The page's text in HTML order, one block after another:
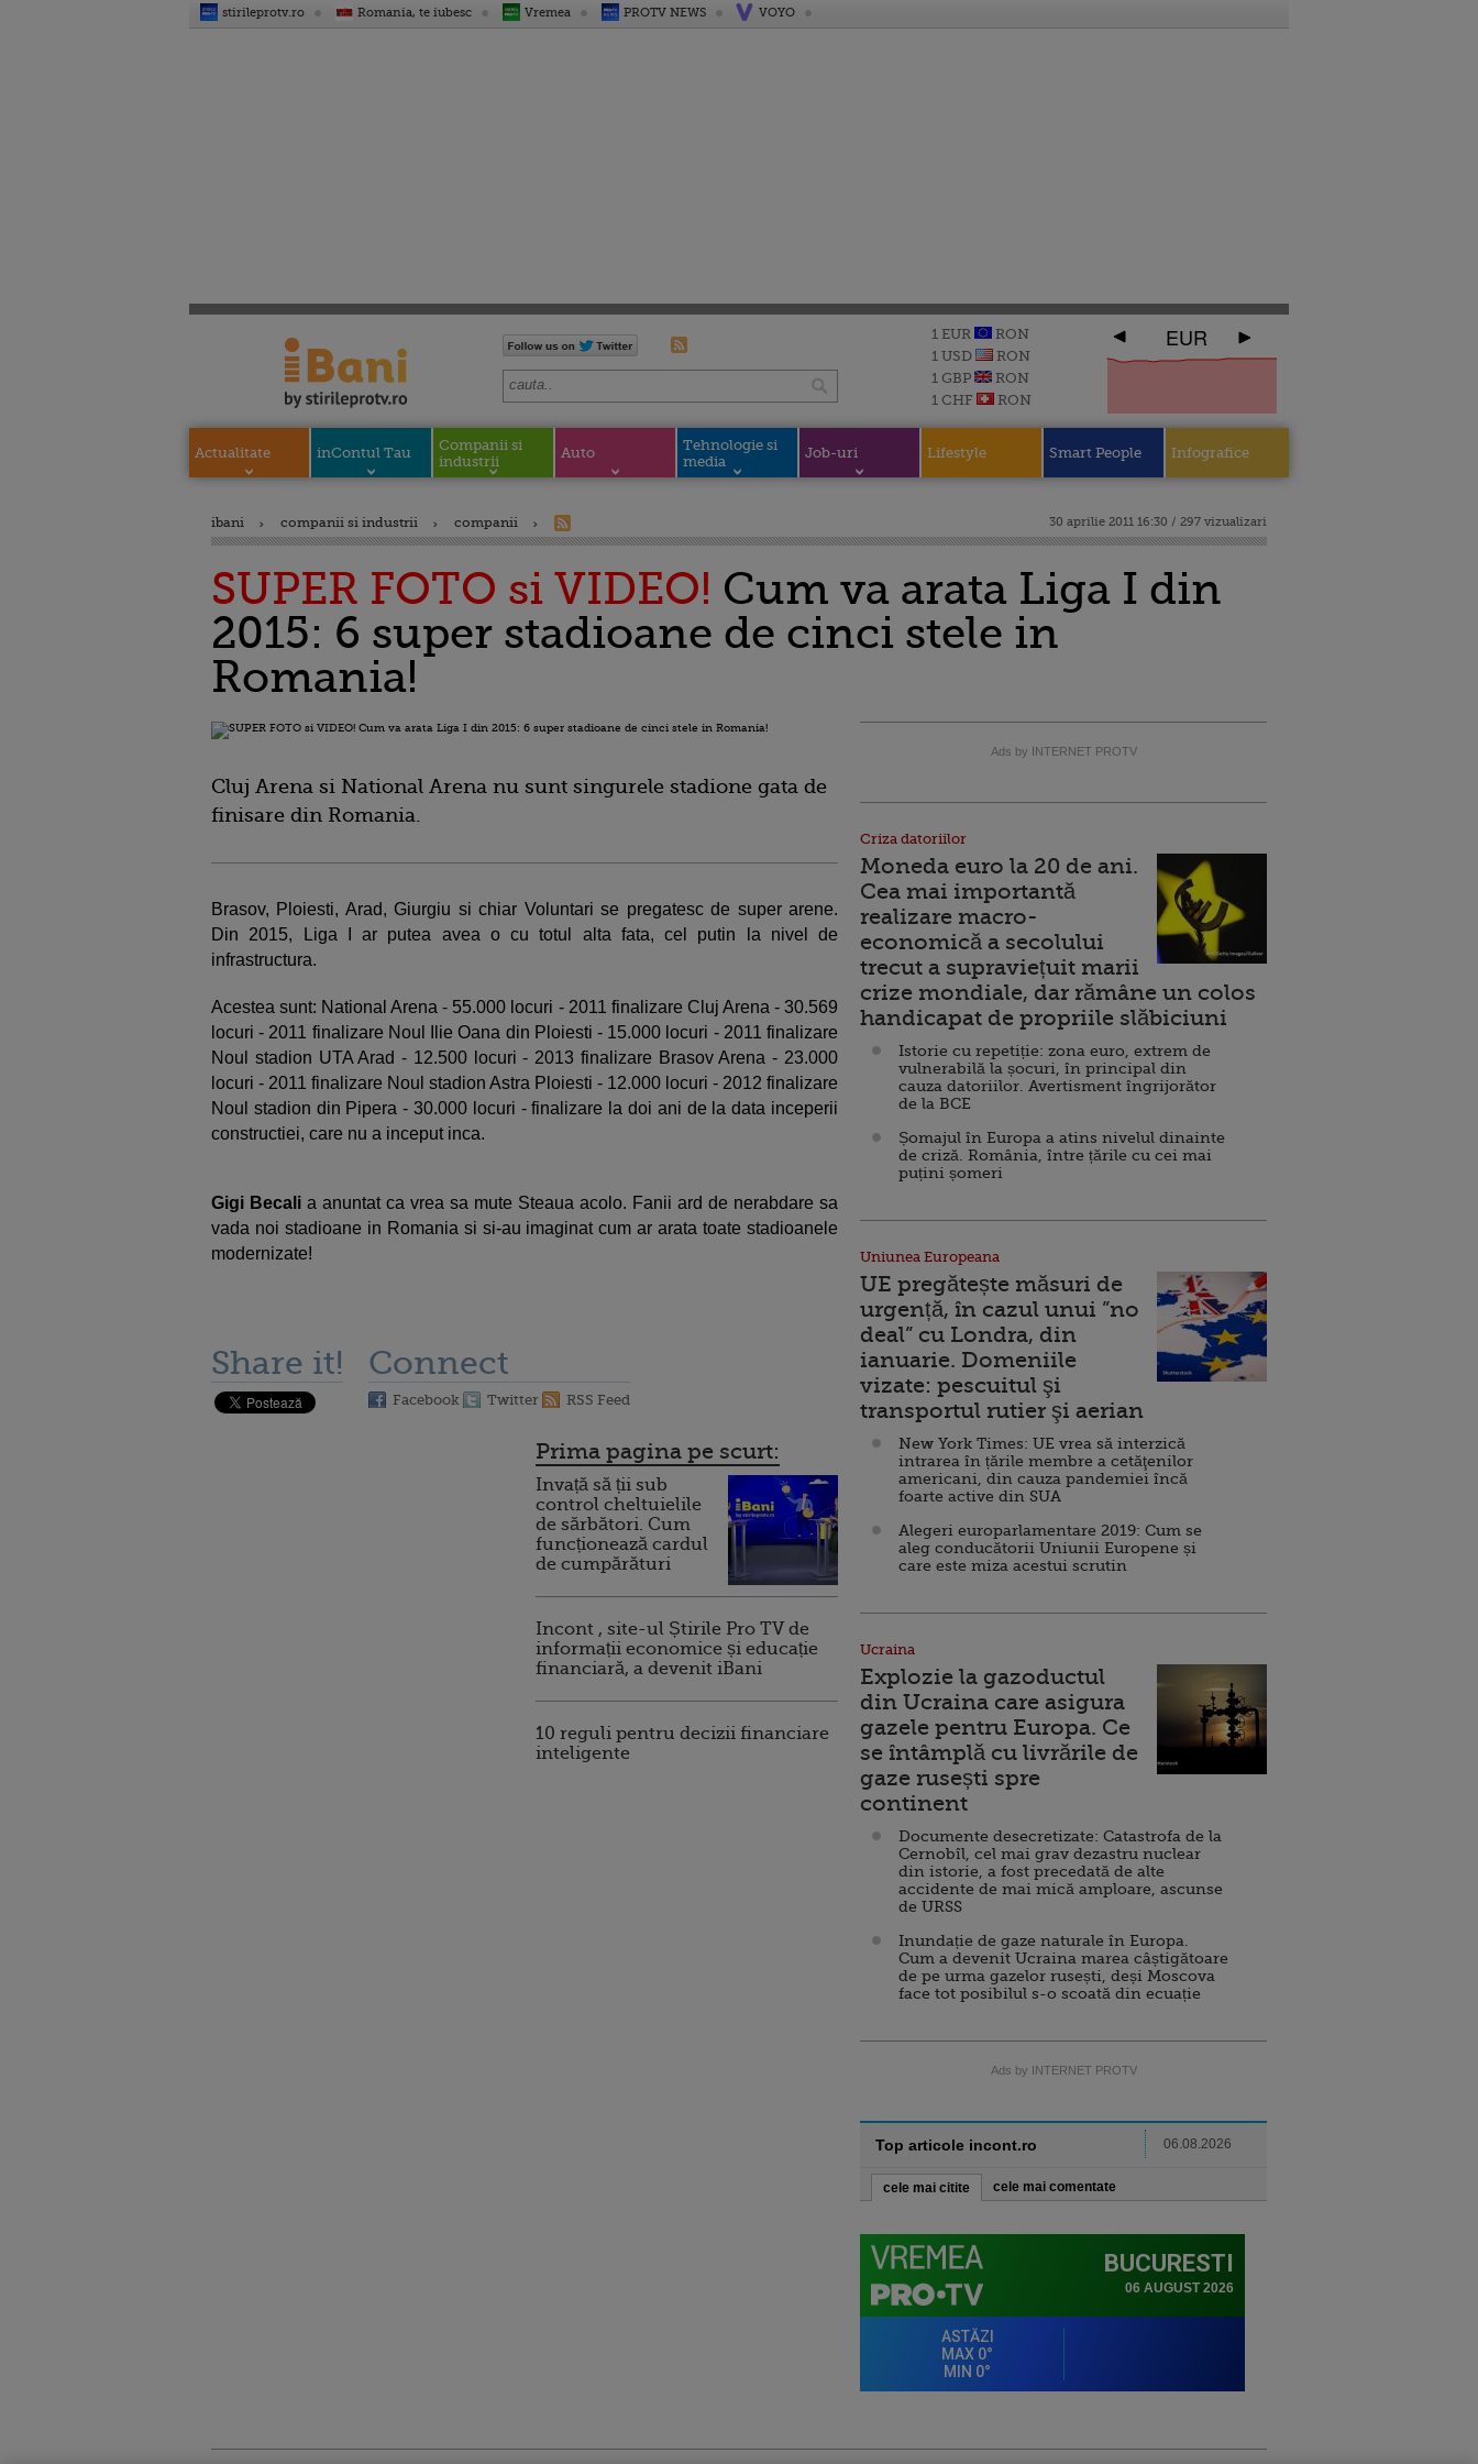
stirileprotv.ro Romania, te iubesc Vremea PROTV NEWS VOYO
1 EUR
RON
1 USD
RON
1 GBP
RON
1 CHF
RON
EUR
Actualitate inContul Tau
Companii si
industrii
Auto
Tehnologie si
media
Job-uri Lifestyle Smart People Infografice
ibani companii si industrii companii 30 aprilie 2011 16:30 / 297 vizualizari
SUPER FOTO si VIDEO! Cum va arata Liga I din
2015: 6 super stadioane de cinci stele in
Romania!
Cluj Arena si National Arena nu sunt singurele stadione gata de
finisare din Romania.
Brasov, Ploiesti, Arad, Giurgiu si chiar Voluntari se pregatesc de super arene.
Din 2015, Liga I ar putea avea o cu totul alta fata, cel putin la nivel de
infrastructura.
Acestea sunt: National Arena - 55.000 locuri - 2011 finalizare Cluj Arena - 30.569
locuri - 2011 finalizare Noul Ilie Oana din Ploiesti - 15.000 locuri - 2011 finalizare
Noul stadion UTA Arad - 12.500 locuri - 2013 finalizare Brasov Arena - 23.000
locuri - 2011 finalizare Noul stadion Astra Ploiesti - 12.000 locuri - 2012 finalizare
Noul stadion din Pipera - 30.000 locuri - finalizare la doi ani de la data inceperii
constructiei, care nu a inceput inca.
Gigi Becali a anuntat ca vrea sa mute Steaua acolo. Fanii ard de nerabdare sa
vada noi stadioane in Romania si si-au imaginat cum ar arata toate stadioanele
modernizate!
Share it! Connect
Facebook Twitter RSS Feed
Prima pagina pe scurt:
Invață să ții sub
control cheltuielile
de sărbători. Cum
funcționează cardul
de cumpărături
Incont , site-ul Știrile Pro TV de
informații economice și educație
financiară, a devenit iBani
10 reguli pentru decizii financiare
inteligente
Ads by INTERNET PROTV
Criza datoriilor
Moneda euro la 20 de ani.
Cea mai importantă
realizare macro-
economică a secolului
trecut a supraviețuit marii
crize mondiale, dar rămâne un colos
handicapat de propriile slăbiciuni
Istorie cu repetiție: zona euro, extrem de
vulnerabilă la șocuri, în principal din
cauza datoriilor. Avertisment îngrijorător
de la BCE
Șomajul în Europa a atins nivelul dinainte
de criză. România, între țările cu cei mai
puțini șomeri
Uniunea Europeana
UE pregătește măsuri de
urgență, în cazul unui ”no
deal” cu Londra, din
ianuarie. Domeniile
vizate: pescuitul şi
transportul rutier şi aerian
New York Times: UE vrea să interzică
intrarea în țările membre a cetăţenilor
americani, din cauza pandemiei încă
foarte active din SUA
Alegeri europarlamentare 2019: Cum se
aleg conducătorii Uniunii Europene și
care este miza acestui scrutin
Ucraina
Explozie la gazoductul
din Ucraina care asigura
gazele pentru Europa. Ce
se întâmplă cu livrările de
gaze rusești spre
continent
Documente desecretizate: Catastrofa de la
Cernobîl, cel mai grav dezastru nuclear
din istorie, a fost precedată de alte
accidente de mai mică amploare, ascunse
de URSS
Inundație de gaze naturale în Europa.
Cum a devenit Ucraina marea câștigătoare
de pe urma gazelor rusești, deși Moscova
face tot posibilul s-o scoată din ecuație
Ads by INTERNET PROTV
Top articole incont.ro 06.08.2026
cele mai citite cele mai comentate